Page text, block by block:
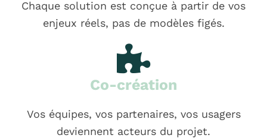
Chaque solution est conçue à partir de vos
enjeux réels, pas de modèles figés.
Co-création
Vos équipes, vos partenaires, vos usagers
deviennent acteurs du projet.